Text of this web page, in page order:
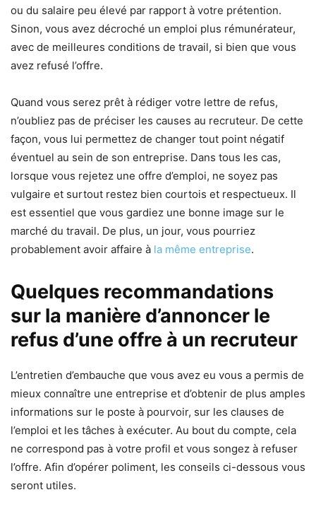
ou du salaire peu élevé par rapport à votre prétention.
Sinon, vous avez décroché un emploi plus rémunérateur,
avec de meilleures conditions de travail, si bien que vous
avez refusé l’offre.
Quand vous serez prêt à rédiger votre lettre de refus,
n’oubliez pas de préciser les causes au recruteur. De cette
façon, vous lui permettez de changer tout point négatif
éventuel au sein de son entreprise. Dans tous les cas,
lorsque vous rejetez une offre d’emploi, ne soyez pas
vulgaire et surtout restez bien courtois et respectueux. Il
est essentiel que vous gardiez une bonne image sur le
marché du travail. De plus, un jour, vous pourriez
probablement avoir affaire à la même entreprise.
Quelques recommandations
sur la manière d’annoncer le
refus d’une offre à un recruteur
L’entretien d’embauche que vous avez eu vous a permis de
mieux connaître une entreprise et d’obtenir de plus amples
informations sur le poste à pourvoir, sur les clauses de
l’emploi et les tâches à exécuter. Au bout du compte, cela
ne correspond pas à votre profil et vous songez à refuser
l’offre. Afin d’opérer poliment, les conseils ci-dessous vous
seront utiles.